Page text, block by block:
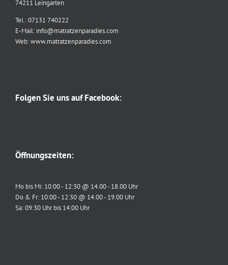
74211 Leingarten
Tel.: 07131 740222
E-Mail: info@matratzenparadies.com
Web: www.matratzenparadies.com
Folgen Sie uns auf Facebook:
Öffnungszeiten:
Mo bis Mi: 10:00 - 12:30 @ 14.00 - 18.00 Uhr
Do & Fr: 10:00 - 12:30 @ 14.00 - 19.00 Uhr
Sa: 09:30 Uhr bis 14:00 Uhr